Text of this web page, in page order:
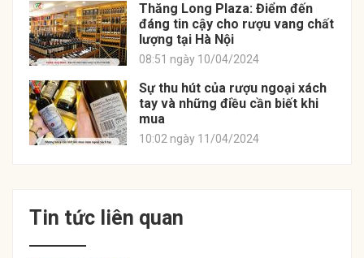
Thăng Long Plaza: Điểm đến
đáng tin cậy cho rượu vang chất
lượng tại Hà Nội
08:51 ngày 10/04/2024
Sự thu hút của rượu ngoại xách
tay và những điều cần biết khi
mua
10:02 ngày 11/04/2024
Tin tức liên quan